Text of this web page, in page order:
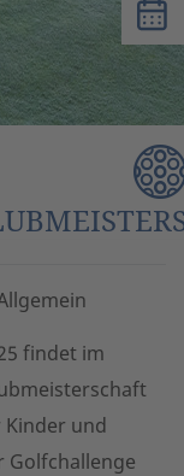
findet im
und
Golfchallenge